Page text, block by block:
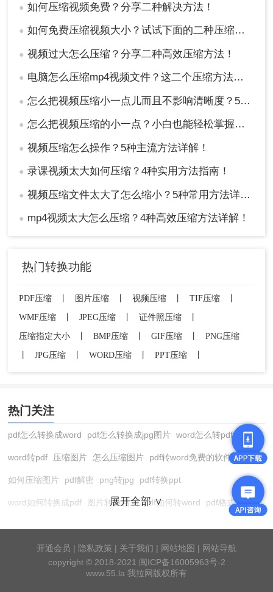
● 如何压缩视频免费？分享二种解决方法！
● 如何免费压缩视频大小？试试下面的二种压缩方法！
● 视频过大怎么压缩？分享二种高效压缩方法！
● 电脑怎么压缩mp4视频文件？这二个压缩方法推荐给你！
● 怎么把视频压缩小一点儿而且不影响清晰度？5种常用方法指南！
● 怎么把视频压缩的小一点？小白也能轻松掌握的8种方法！
● 视频压缩怎么操作？5种主流方法详解！
● 录课视频太大如何压缩？4种实用方法指南！
● 视频压缩文件太大了怎么缩小？5种常用方法详解！
● mp4视频太大怎么压缩？4种高效压缩方法详解！
热门转换功能
PDF压缩 图片压缩 视频压缩 TIF压缩
WMF压缩
JPEG压缩 证件照压缩
压缩指定大小
BMP压缩 GIF压缩
PNG压缩
JPG压缩 WORD压缩 PPT压缩
热门关注
pdf怎么转换成word pdf怎么转换成jpg图片 word怎么转pdf
word转pdf 压缩图片 怎么压缩图片 pdf转word免费的软件
如何压缩图片 pdf解密 png转jpg pdf转换ppt
word如何转换成pdf 图片转换格式 pdf如何转word pdf格式转换
pdf转cad 图片压缩软件 jpg转换成pdf 在线word转pdf
pdf转word工具 pdf压缩 pdf转word pdf转ppt cad版本转换器
展开全部 ∨
开通会员 | 隐私政策 | 关于我们 | 网站地图 | 网站导航
copyright © 2018-2021 闽ICP备16005963号-2
www.55.la 我拉网版权所有